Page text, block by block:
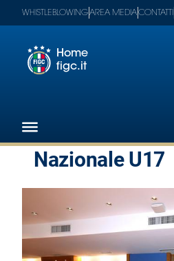
Federazione
Nazionali
Paralimpico
Serie
WHISTLEBLOWINGAREA MEDIACONTATTI
Home
figc.it
Nazionale U17